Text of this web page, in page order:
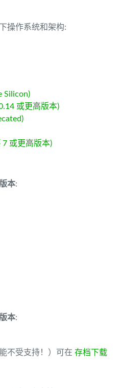
操作系统和架构:
Silicon)
或更高版本)
或更高版本)
本:
本:
不受支持！）可在 存档下载